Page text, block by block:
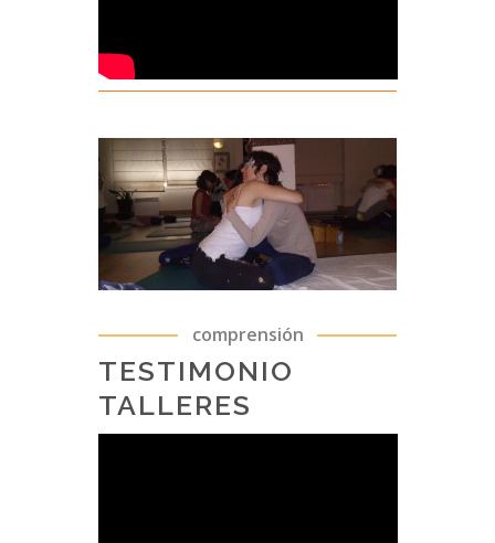
comprensión
TESTIMONIO
TALLERES